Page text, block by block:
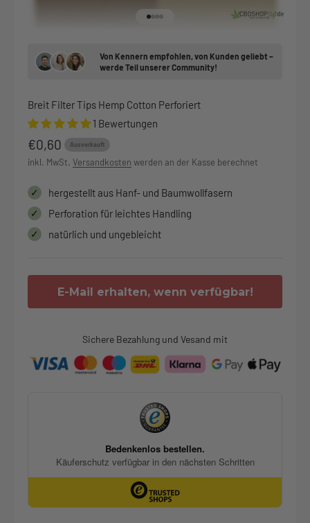
Von Kennern empfohlen, von Kunden geliebt –
werde Teil unserer Community!
Breit Filter Tips Hemp Cotton Perforiert
1 Bewertungen
Angebot
€0,60 Ausverkauft
inkl. MwSt. Versandkosten werden an der Kasse berechnet
✓ hergestellt aus Hanf- und Baumwollfasern
✓ Perforation für leichtes Handling
✓ natürlich und ungebleicht
E-Mail erhalten, wenn verfügbar!
Sichere Bezahlung und Vesand mit